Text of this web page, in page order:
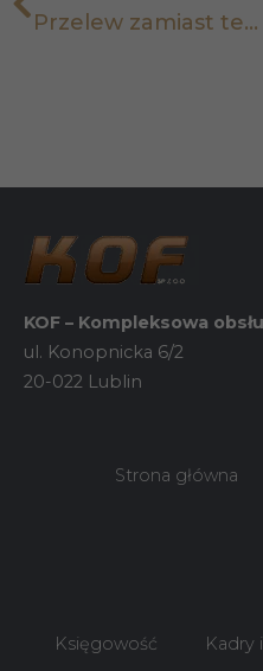
Przelew zamiast terminalu możliwy?
KOF – Kompleksowa
ul. Konopnicka 6/2
20-022 Lublin
Strona główna
Księgowość Kadry